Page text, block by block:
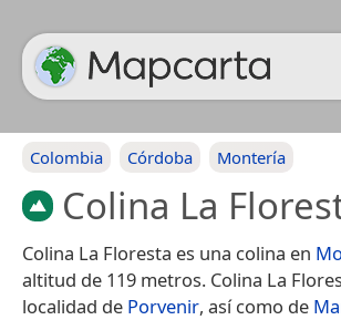
Colombia Córdoba Montería
Colina La
Colina La Floresta es una colina en
altitud de 119 metros. Colina La
localidad de Porvenir, así como de